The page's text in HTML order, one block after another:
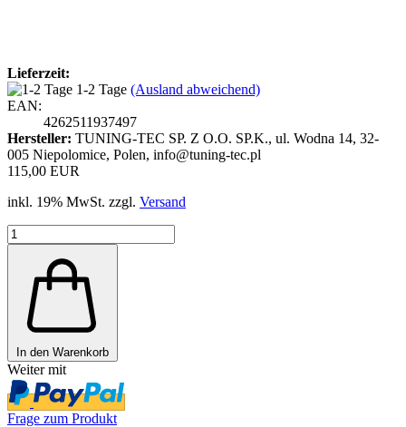
Lieferzeit:
1-2 Tage (Ausland abweichend)
EAN:
4262511937497
Hersteller: TUNING-TEC SP. Z O.O. SP.K., ul. Wodna 14, 32-
005 Niepolomice, Polen, info@tuning-tec.pl
115,00 EUR
inkl. 19% MwSt. zzgl. Versand
In den Warenkorb
Weiter mit
Frage zum Produkt